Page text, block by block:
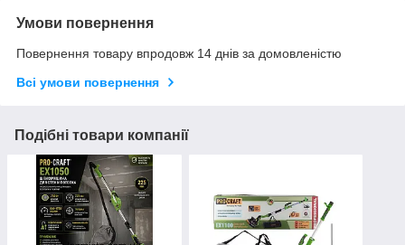
Умови повернення
Повернення товару впродовж 14 днів за домовленістю
Всі умови повернення
Подібні товари компанії